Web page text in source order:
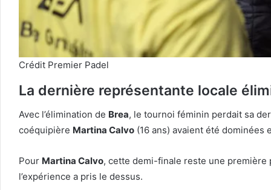
Crédit Premier Padel
La dernière représentante locale
Avec l’élimination de Brea, le tournoi féminin perdait sa
coéquipière Martina Calvo (16 ans) avaient été dominées
Pour Martina Calvo, cette demi-finale reste une première
l’expérience a pris le dessus.